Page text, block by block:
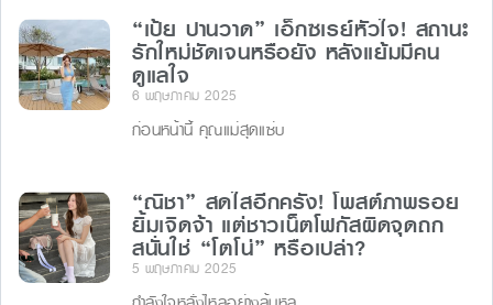
“เป้ย ปานวาด” เอ็กซเรย์หัวใจ! สถานะ
รักใหม่ชัดเจนหรือยัง หลังแย้มมีคน
ดูแลใจ
6 พฤษภาคม 2025
ก่อนหน้านี้ คุณแม่สุดแซ่บ
“ณิชา” สดใสอีกครั้ง! โพสต์ภาพรอย
ยิ้มเจิดจ้า แต่ชาวเน็ตโฟกัสผิดจุดถก
สนั่นใช่ “โตโน่” หรือเปล่า?
5 พฤษภาคม 2025